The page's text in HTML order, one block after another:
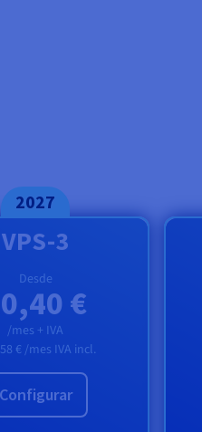
2027
VPS-3
Desde
€
/mes + IVA
€ /mes IVA incl.
Configurar